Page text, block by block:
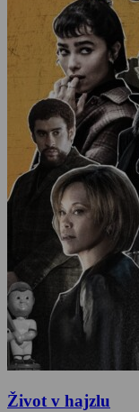
Život v hajzlu